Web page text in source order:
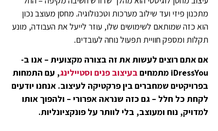
מתכנון פיזי ועד שילוב מערכות וטכנולוגיה. מחסן מעוצב נכון
הוא כזה שמותאם לשימושים שלו, עוזר לייעל את העבודה, מונע
תקלות ומספק חוויית תפעול נוחה לעובדים.
אם אתם רוצים לעשות את זה בצורה מקצועית – אנו ב-
iDressYou מתמחים
בעיצוב פנים וסטיילינג, עם התמחות
בפרויקטים שמחברים בין פרקטיקה לעיצוב. אנחנו יודעים
לקחת כל חלל – גם כזה שנראה אפרורי – ולהפוך אותו
למדויק, נוח ומעוצב, בלי לוותר על פונקציונליות.